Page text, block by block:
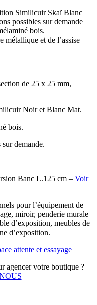
Similicuir Skaï Blanc
possibles sur demande
bois.
métallique et de l’assise
de 25 x 25 mm,
Noir et Blanc Mat.
bois.
demande.
Banc L.125 cm – Voir
pour l’équipement de
miroir, penderie murale
d’exposition, meubles de
d’exposition.
attente et essayage
agencer votre boutique ?